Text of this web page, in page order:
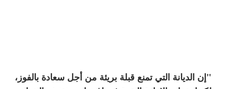
"إن الديانة التي تمنع قبلة بريئة من أجل سعادة بالفوز،